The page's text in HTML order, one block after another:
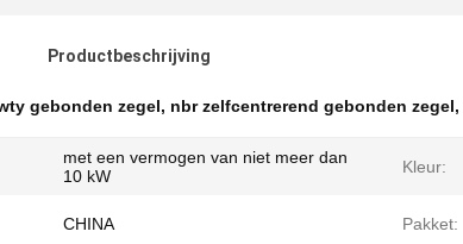
Productbeschrijving
gebonden zegel, nbr zelfcentrerend gebonden zegel,
met een vermogen van niet meer dan
10 kW
Kleur:
CHINA Pakket: